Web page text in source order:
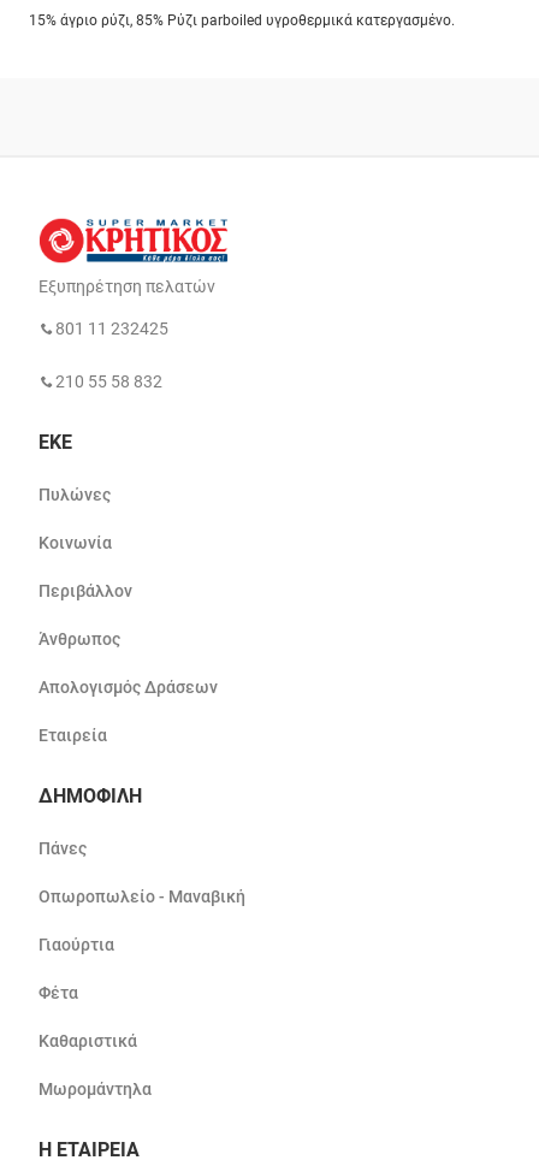
15% άγριο ρύζι, 85% Ρύζι parboiled υγροθερμικά κατεργασμένο.
Εξυπηρέτηση πελατών
801 11 232425
210 55 58 832
ΕΚΕ
Πυλώνες
Κοινωνία
Περιβάλλον
Άνθρωπος
Απολογισμός Δράσεων
Εταιρεία
ΔΗΜΟΦΙΛΗ
Πάνες
Οπωροπωλείο - Μαναβική
Γιαούρτια
Φέτα
Καθαριστικά
Μωρομάντηλα
Η ΕΤΑΙΡΕΙΑ